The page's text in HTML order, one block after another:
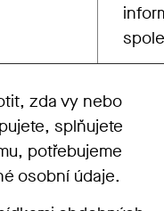
zda vy nebo
splňujete
potřebujeme
osobní údaje.